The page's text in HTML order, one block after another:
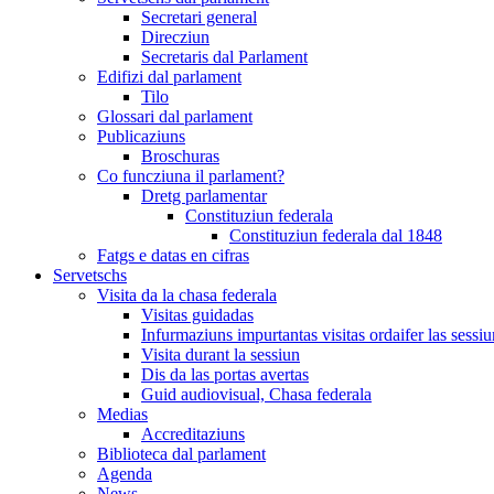
Secretari general
Direcziun
Secretaris dal Parlament
Edifizi dal parlament
Tilo
Glossari dal parlament
Publicaziuns
Broschuras
Co funcziuna il parlament?
Dretg parlamentar
Constituziun federala
Constituziun federala dal 1848
Fatgs e datas en cifras
Servetschs
Visita da la chasa federala
Visitas guidadas
Infurmaziuns impurtantas visitas ordaifer las
Visita durant la sessiun
Dis da las portas avertas
Guid audiovisual, Chasa federala
Medias
Accreditaziuns
Biblioteca dal parlament
Agenda